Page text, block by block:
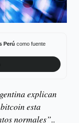
Perú como fuente
explican
esta
normales”..